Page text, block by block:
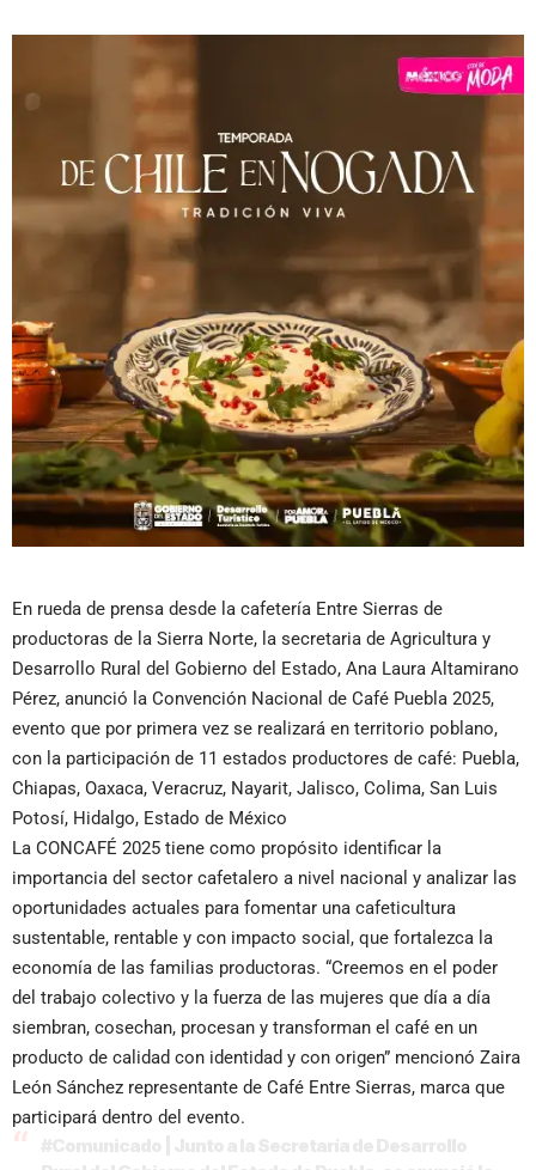
En rueda de prensa desde la cafetería Entre Sierras de
productoras de la Sierra Norte, la secretaria de Agricultura y
Desarrollo Rural del Gobierno del Estado, Ana Laura Altamirano
Pérez, anunció la Convención Nacional de Café Puebla 2025,
evento que por primera vez se realizará en territorio poblano,
con la participación de 11 estados productores de café: Puebla,
Chiapas, Oaxaca, Veracruz, Nayarit, Jalisco, Colima, San Luis
Potosí, Hidalgo, Estado de México
La CONCAFÉ 2025 tiene como propósito identificar la
importancia del sector cafetalero a nivel nacional y analizar las
oportunidades actuales para fomentar una cafeticultura
sustentable, rentable y con impacto social, que fortalezca la
economía de las familias productoras. “Creemos en el poder
del trabajo colectivo y la fuerza de las mujeres que día a día
siembran, cosechan, procesan y transforman el café en un
producto de calidad con identidad y con origen” mencionó Zaira
León Sánchez representante de Café Entre Sierras, marca que
participará dentro del evento.